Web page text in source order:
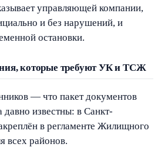
управляющей компании,
и без нарушений, и
остановки.
которые требуют УК и ТСЖ
— что пакет документов
давно известны: в Санкт-
в регламенте Жилищного
всех районов.